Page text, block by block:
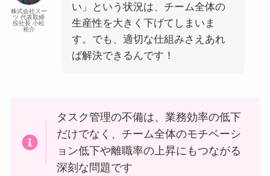
株式会社スー
ツ 代表取締
役社長 小松
裕介
い」という状況は、チーム全体の
生産性を大きく下げてしまいま
す。でも、適切な仕組みさえあれ
ば解決できるんです！
タスク管理の不備は、業務効率の低下
だけでなく、チーム全体のモチベーシ
ョン低下や離職率の上昇にもつながる
深刻な問題です